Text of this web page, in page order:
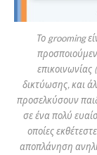
Το grooming
επικοινωνίας
δικτύωσης, και
προσελκύσουν
σε ένα πολύ
οποίες
αποπλάνηση